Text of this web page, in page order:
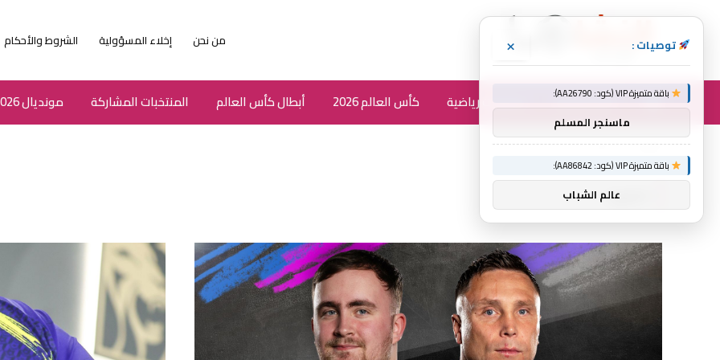
من نحن إخلاء المسؤولية الشروط والأحكام
أخبار الرياضة متفرقات رياضية كأس العالم 2026 أبطال كأس العالم المنتخبات المشاركة مونديال 2026
الرئيسية » الضوء
الضوء
توصيات : ×
باقة متميزة VIP (كود: AA26790):
ماسنجر المسلم
باقة متميزة VIP (كود: AA86842):
عالم الشباب